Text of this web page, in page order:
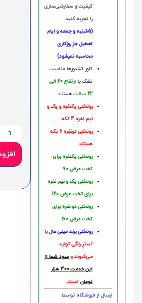
کیفیت و سفارشی‌سازی
را تجربه کنید.
(5شنبه و جمعه و ایام
تعطیل جز روزکاری
محاسبه نمیشود)
کاور کشدوزها مناسب
تشک با ا
رتفاع 20 الی
22 سانت هستند
روتختی یکنفره و یک و
نیم نفره 4 تکه
روتختی دونفره 6 تکه
هستند
روتختی یکنفره برای
تخت عرض 90
روتختی یک و نیم نفره
برای تخت عرض 120
روتختی دو نفره برای
تخت عرض 160
روتختی‌ برند مینی مالبا
آستر رنگی تولید
می‌شوند و سود شما از
این خدمت 300 هزار
تومان است.
ارسال از فروشگاه توسط